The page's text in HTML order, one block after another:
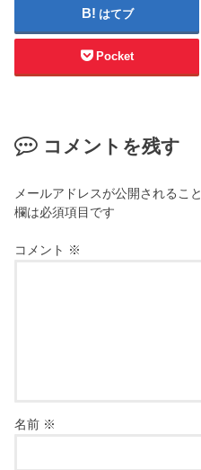
はてブ
Pocket
コメントを残す
メールアドレスが公開されるこ
欄は必須項目です
コメント ※
名前 ※